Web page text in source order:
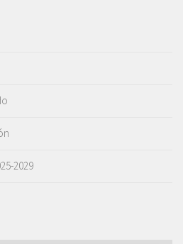
2029